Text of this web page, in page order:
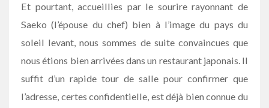
Et pourtant, accueillies par le sourire rayonnant de
Saeko (l’épouse du chef) bien à l’image du pays du
soleil levant, nous sommes de suite convaincues que
nous étions bien arrivées dans un restaurant japonais. Il
suffit d’un rapide tour de salle pour confirmer que
l’adresse, certes confidentielle, est déjà bien connue du